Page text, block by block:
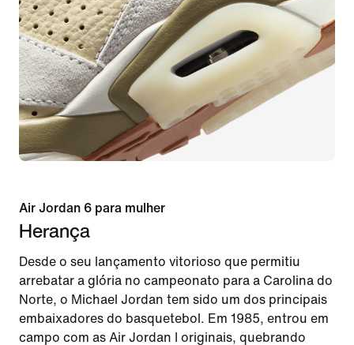
Air Jordan 6 para mulher
Herança
Desde o seu lançamento vitorioso que permitiu
arrebatar a glória no campeonato para a Carolina do
Norte, o Michael Jordan tem sido um dos principais
embaixadores do basquetebol. Em 1985, entrou em
campo com as Air Jordan I originais, quebrando